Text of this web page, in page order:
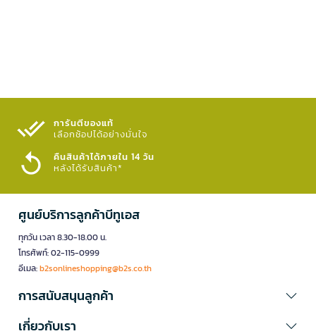
การันตีของแท้
เลือกช้อปได้อย่างมั่นใจ​
คืนสินค้าได้ภายใน 14 วัน
หลังได้รับสินค้า*
ศูนย์บริการลูกค้าบีทูเอส
ทุกวัน เวลา 8.30-18.00 น.
โทรศัพท์: 02-115-0999
อีเมล:b2sonlineshopping@b2s.co.th
การสนับสนุนลูกค้า
เกี่ยวกับเรา